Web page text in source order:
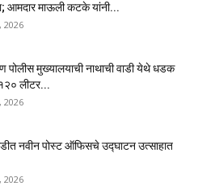
आमदार माऊली कटके यांनी...
2026
पोलीस मुख्यालयाची नाथाची वाडी येथे धडक
लीटर...
2026
नवीन पोस्ट ऑफिसचे उद्घाटन उत्साहात
2026